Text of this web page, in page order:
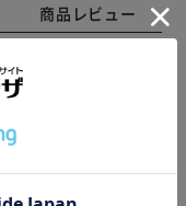
商品レビュー
シンプルで使い勝
ンドミラー7倍鏡
】 ベースには天然
ーミラーにマッチ
最適な7倍拡大鏡】
細部までしっかり